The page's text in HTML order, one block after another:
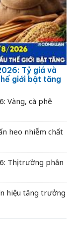
Tỷ giá và
giới bật tăng
Vàng, cà phê
heo nhiễm chất
Thị trường phân
hiệu tăng trưởng